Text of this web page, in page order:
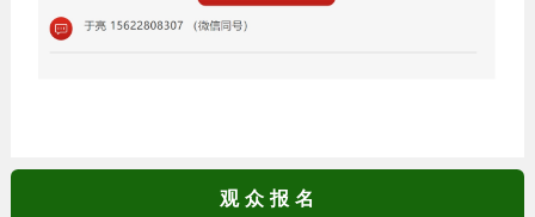
观众报名